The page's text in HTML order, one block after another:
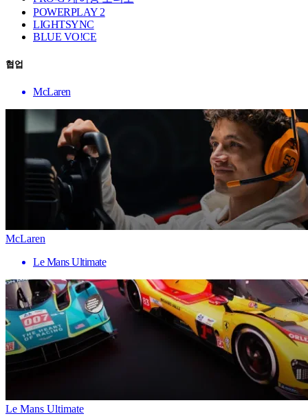
POWERPLAY 2
LIGHTSYNC
BLUE VO!CE
협업
McLaren
McLaren
Le Mans Ultimate
Le Mans Ultimate